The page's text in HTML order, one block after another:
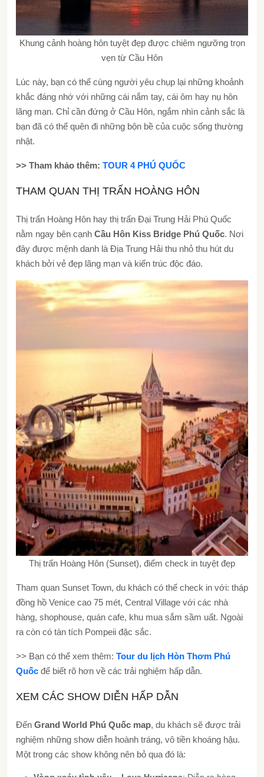
Khung cảnh hoàng hôn tuyệt đẹp được chiêm ngưỡng trọn
vẹn từ Cầu Hôn
Lúc này, bạn có thể cùng người yêu chụp lại những khoảnh
khắc đáng nhớ với những cái nắm tay, cái ôm hay nụ hôn
lãng mạn. Chỉ cần đứng ở Cầu Hôn, ngắm nhìn cảnh sắc là
bạn đã có thể quên đi những bộn bề của cuộc sống thường
nhật.
>> Tham khảo thêm: TOUR 4 PHÚ QUỐC
THAM QUAN THỊ TRẤN HOÀNG HÔN
Thị trấn Hoàng Hôn hay thị trấn Đại Trung Hải Phú Quốc
nằm ngay bên cạnh Cầu Hôn Kiss Bridge Phú Quốc. Nơi
đây được mệnh danh là Địa Trung Hải thu nhỏ thu hút du
khách bởi vẻ đẹp lãng mạn và kiến trúc độc đáo.
Thị trấn Hoàng Hôn (Sunset), điểm check in tuyệt đẹp
Tham quan Sunset Town, du khách có thể check in với: tháp
đồng hồ Venice cao 75 mét, Central Village với các nhà
hàng, shophouse, quán cafe, khu mua sắm sầm uất. Ngoài
ra còn có tàn tích Pompeii đặc sắc.
>> Bạn có thể xem thêm: Tour du lịch Hòn Thơm Phú
Quốc để biết rõ hơn về các trải nghiệm hấp dẫn.
XEM CÁC SHOW DIỄN HẤP DẪN
Đến Grand World Phú Quốc map, du khách sẽ được trải
nghiệm những show diễn hoành tráng, vô tiền khoáng hậu.
Một trong các show không nên bỏ qua đó là: